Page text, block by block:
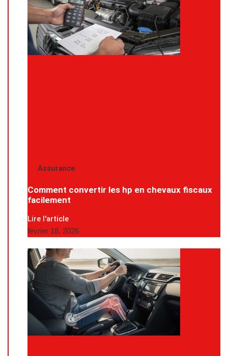
Assurance
Comment convertir les hp en chevaux fiscaux
facilement
Lire l'article
février 18, 2026